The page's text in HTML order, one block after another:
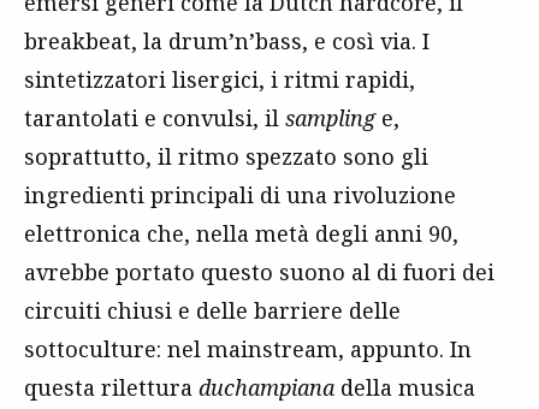
breakbeat, la drum’n’bass, e così via. I
sintetizzatori lisergici, i ritmi rapidi,
tarantolati e convulsi, il samplinge,
soprattutto, il ritmo spezzato sono gli
ingredienti principali di una rivoluzione
elettronica che, nella metà degli anni 90,
avrebbe portato questo suono al di fuori dei
circuiti chiusi e delle barriere delle
sottoculture: nel mainstream, appunto. In
questa rilettura duchampiana della musica